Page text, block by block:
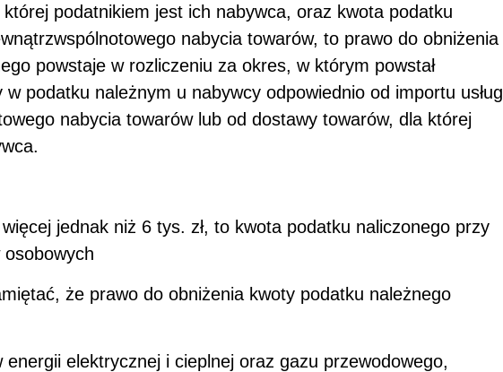
podatnikiem jest ich nabywca, oraz kwota podatku
nabycia towarów, to prawo do obniżenia
powstaje w rozliczeniu za okres, w którym powstał
podatku należnym u nabywcy odpowiednio od importu usług
nabycia towarów lub od dostawy towarów, dla której
jednak niż 6 tys. zł, to kwota podatku naliczonego przy
że prawo do obniżenia kwoty podatku należnego
elektrycznej i cieplnej oraz gazu przewodowego,